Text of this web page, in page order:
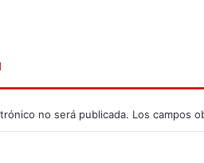
no será publicada. Los campos